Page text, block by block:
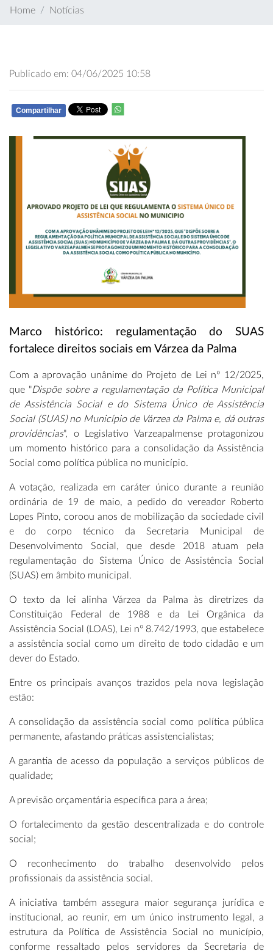
Home Notícias
Publicado em: 04/06/2025 10:58
Compartilhar
Marco histórico: regulamentação do SUAS
fortalece direitos sociais em Várzea da Palma
Com a aprovação unânime do Projeto de Lei nº 12/2025,
que "Dispõe sobre a regulamentação da Política Municipal
de Assistência Social e do Sistema Único de Assistência
Social (SUAS) no Município de Várzea da Palma e, dá outras
providências", o Legislativo Varzeapalmense protagonizou
um momento histórico para a consolidação da Assistência
Social como política pública no município.
A votação, realizada em caráter único durante a reunião
ordinária de 19 de maio, a pedido do vereador Roberto
Lopes Pinto, coroou anos de mobilização da sociedade civil
e do corpo técnico da Secretaria Municipal de
Desenvolvimento Social, que desde 2018 atuam pela
regulamentação do Sistema Único de Assistência Social
(SUAS) em âmbito municipal.
O texto da lei alinha Várzea da Palma às diretrizes da
Constituição Federal de 1988 e da Lei Orgânica da
Assistência Social (LOAS), Lei nº 8.742/1993, que estabelece
a assistência social como um direito de todo cidadão e um
dever do Estado.
Entre os principais avanços trazidos pela nova legislação
estão:
A consolidação da assistência social como política pública
permanente, afastando práticas assistencialistas;
A garantia de acesso da população a serviços públicos de
qualidade;
A previsão orçamentária específica para a área;
O fortalecimento da gestão descentralizada e do controle
social;
O reconhecimento do trabalho desenvolvido pelos
profissionais da assistência social.
A iniciativa também assegura maior segurança jurídica e
institucional, ao reunir, em um único instrumento legal, a
estrutura da Política de Assistência Social no município,
conforme ressaltado pelos servidores da Secretaria de